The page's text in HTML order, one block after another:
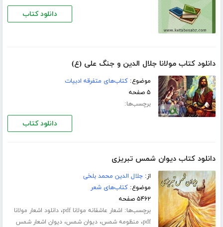
دانلود کتاب
دانلود کتاب مولانا جلال الدین و جنگ علی (ع)
موضوع:کتاب‌های متفرقه ادبیات
۵ صفحه
برچسب‌ها:
دانلود کتاب
دانلود کتاب دیوان شمس تبریزی
از:جلال الدین محمد بلخی
موضوع:کتاب‌های شعر
۵۴۶۲ صفحه
برچسب‌ها: اشعار عاشقانه مولانا pdf ،دانلود اشعار مولانا
pdf، منظومه شمس،دیوان شمس،دیوان اشعار شمس